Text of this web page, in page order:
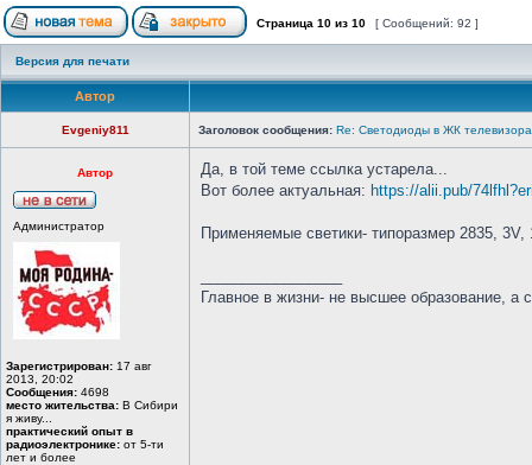
Страница 10 из 10 [ Сообщений: 92 ]
Версия для печати
Автор
Evgeniy811 Заголовок сообщения: Re: Светодиоды в ЖК
Автор
Администратор
Зарегистрирован: 17 авг
2013, 20:02
Сообщения: 4698
место жительства: В Сибири
я живу...
практический опыт в
радиоэлектронике: от 5-ти
лет и более
Да, в той теме ссылка устарела...
Вот более актуальная: https://alii.pub/
Применяемые светики- типоразмер 2835,
Главное в жизни- не высшее образование, а